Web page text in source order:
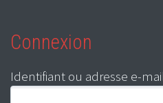
Connexion
Identifiant ou adresse e-